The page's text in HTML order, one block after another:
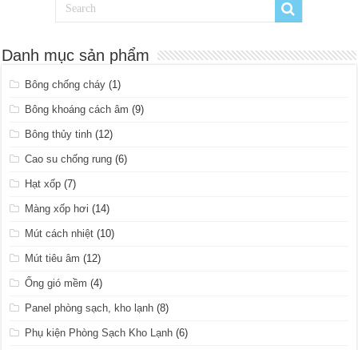
Danh mục sản phẩm
Bông chống cháy (1)
Bông khoáng cách âm (9)
Bông thủy tinh (12)
Cao su chống rung (6)
Hạt xốp (7)
Màng xốp hơi (14)
Mút cách nhiệt (10)
Mút tiêu âm (12)
Ống gió mềm (4)
Panel phòng sạch, kho lạnh (8)
Phụ kiện Phòng Sạch Kho Lạnh (6)